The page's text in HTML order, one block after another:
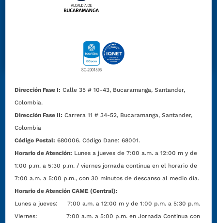
Dirección Fase I: Calle 35 # 10-43, Bucaramanga, Santander,
Colombia.
Dirección Fase II: Carrera 11 # 34-52, Bucaramanga, Santander,
Colombia
Código Postal: 680006. Código Dane: 68001.
Horario de Atención: Lunes a jueves de 7:00 a.m. a 12:00 m y de
1:00 p.m. a 5:30 p.m. / viernes jornada continua en el horario de
7:00 a.m. a 5:00 p.m., con 30 minutos de descanso al medio día.
Horario de Atención CAME (Central):
Lunes a jueves: 7:00 a.m. a 12:00 m y de 1:00 p.m. a 5:30 p.m.
Viernes: 7:00 a.m. a 5:00 p.m. en Jornada Continua con